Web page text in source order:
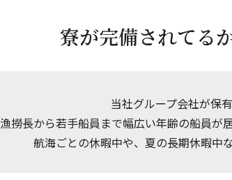
寮が完備されてる
当社グループ会社が保
漁撈長から若手船員まで幅広い年齢の船員が
航海ごとの休暇中や、夏の長期休暇中